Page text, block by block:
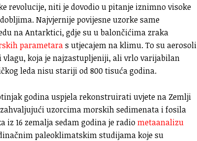
revolucije, niti je dovodio u pitanje iznimno visoke
Najvjernije povijesne uzorke same
na Antarktici, gdje su u balončićima zraka
parametaras utjecajem na klimu. To su aerosoli
koja je najzastupljeniji, ali vrlo varijabilan
leda nisu stariji od 800 tisuća godina.
godina uspjela rekonstruirati uvjete na Zemlji
uzorcima morskih sedimenata i fosila
iz 16 zemalja sedam godina je radiometaanalizu
paleoklimatskim studijama koje su